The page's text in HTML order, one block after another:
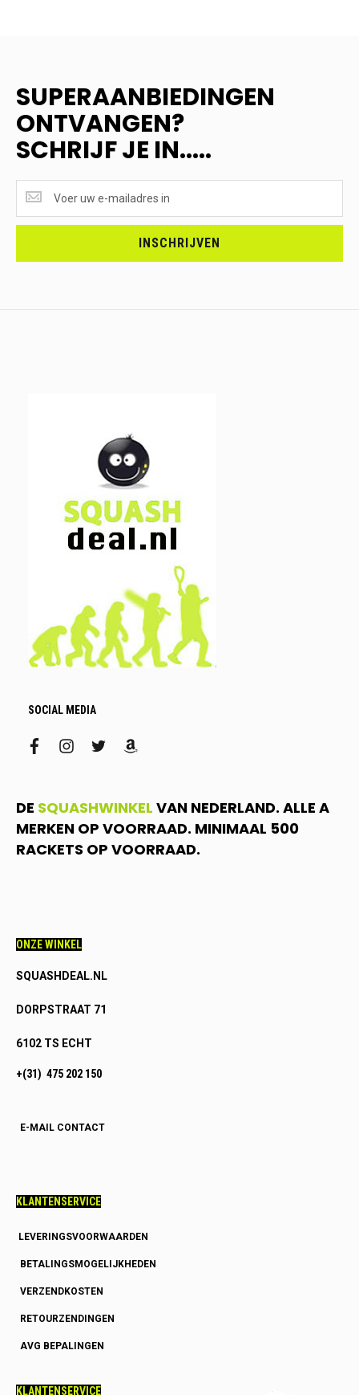
SUPERAANBIEDINGEN
ONTVANGEN?
SCHRIJF JE IN.....
ONTVANGEN?
<br>SCHRIJF
INSCHRIJVEN
SOCIAL MEDIA
facebookinstagram
twitteramazon
DE SQUASHWINKEL VAN NEDERLAND. ALLE A
MERKEN OP VOORRAAD. MINIMAAL 500
RACKETS OP VOORRAAD.
ONZE WINKEL
SQUASHDEAL.NL
DORPSTRAAT 71
6102 TS ECHT
+(31) 475 202 150
E-MAIL CONTACT
KLANTENSERVICE
LEVERINGSVOORWAARDEN
BETALINGSMOGELIJKHEDEN
VERZENDKOSTEN
RETOURZENDINGEN
AVG BEPALINGEN
KLANTENSERVICE